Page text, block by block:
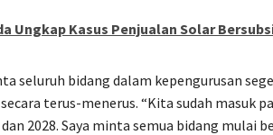
Ungkap Kasus Penjualan Solar
seluruh bidang dalam kepengurusan
terus-menerus. “Kita sudah masuk
2028. Saya minta semua bidang mulai